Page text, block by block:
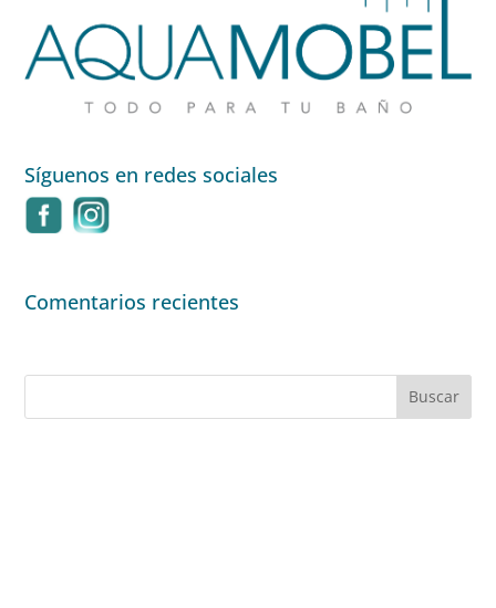
Síguenos en redes sociales
Comentarios recientes